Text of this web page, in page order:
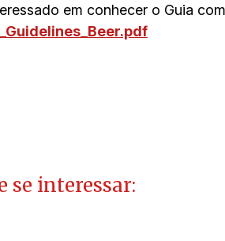
em conhecer o Guia
se interessar: